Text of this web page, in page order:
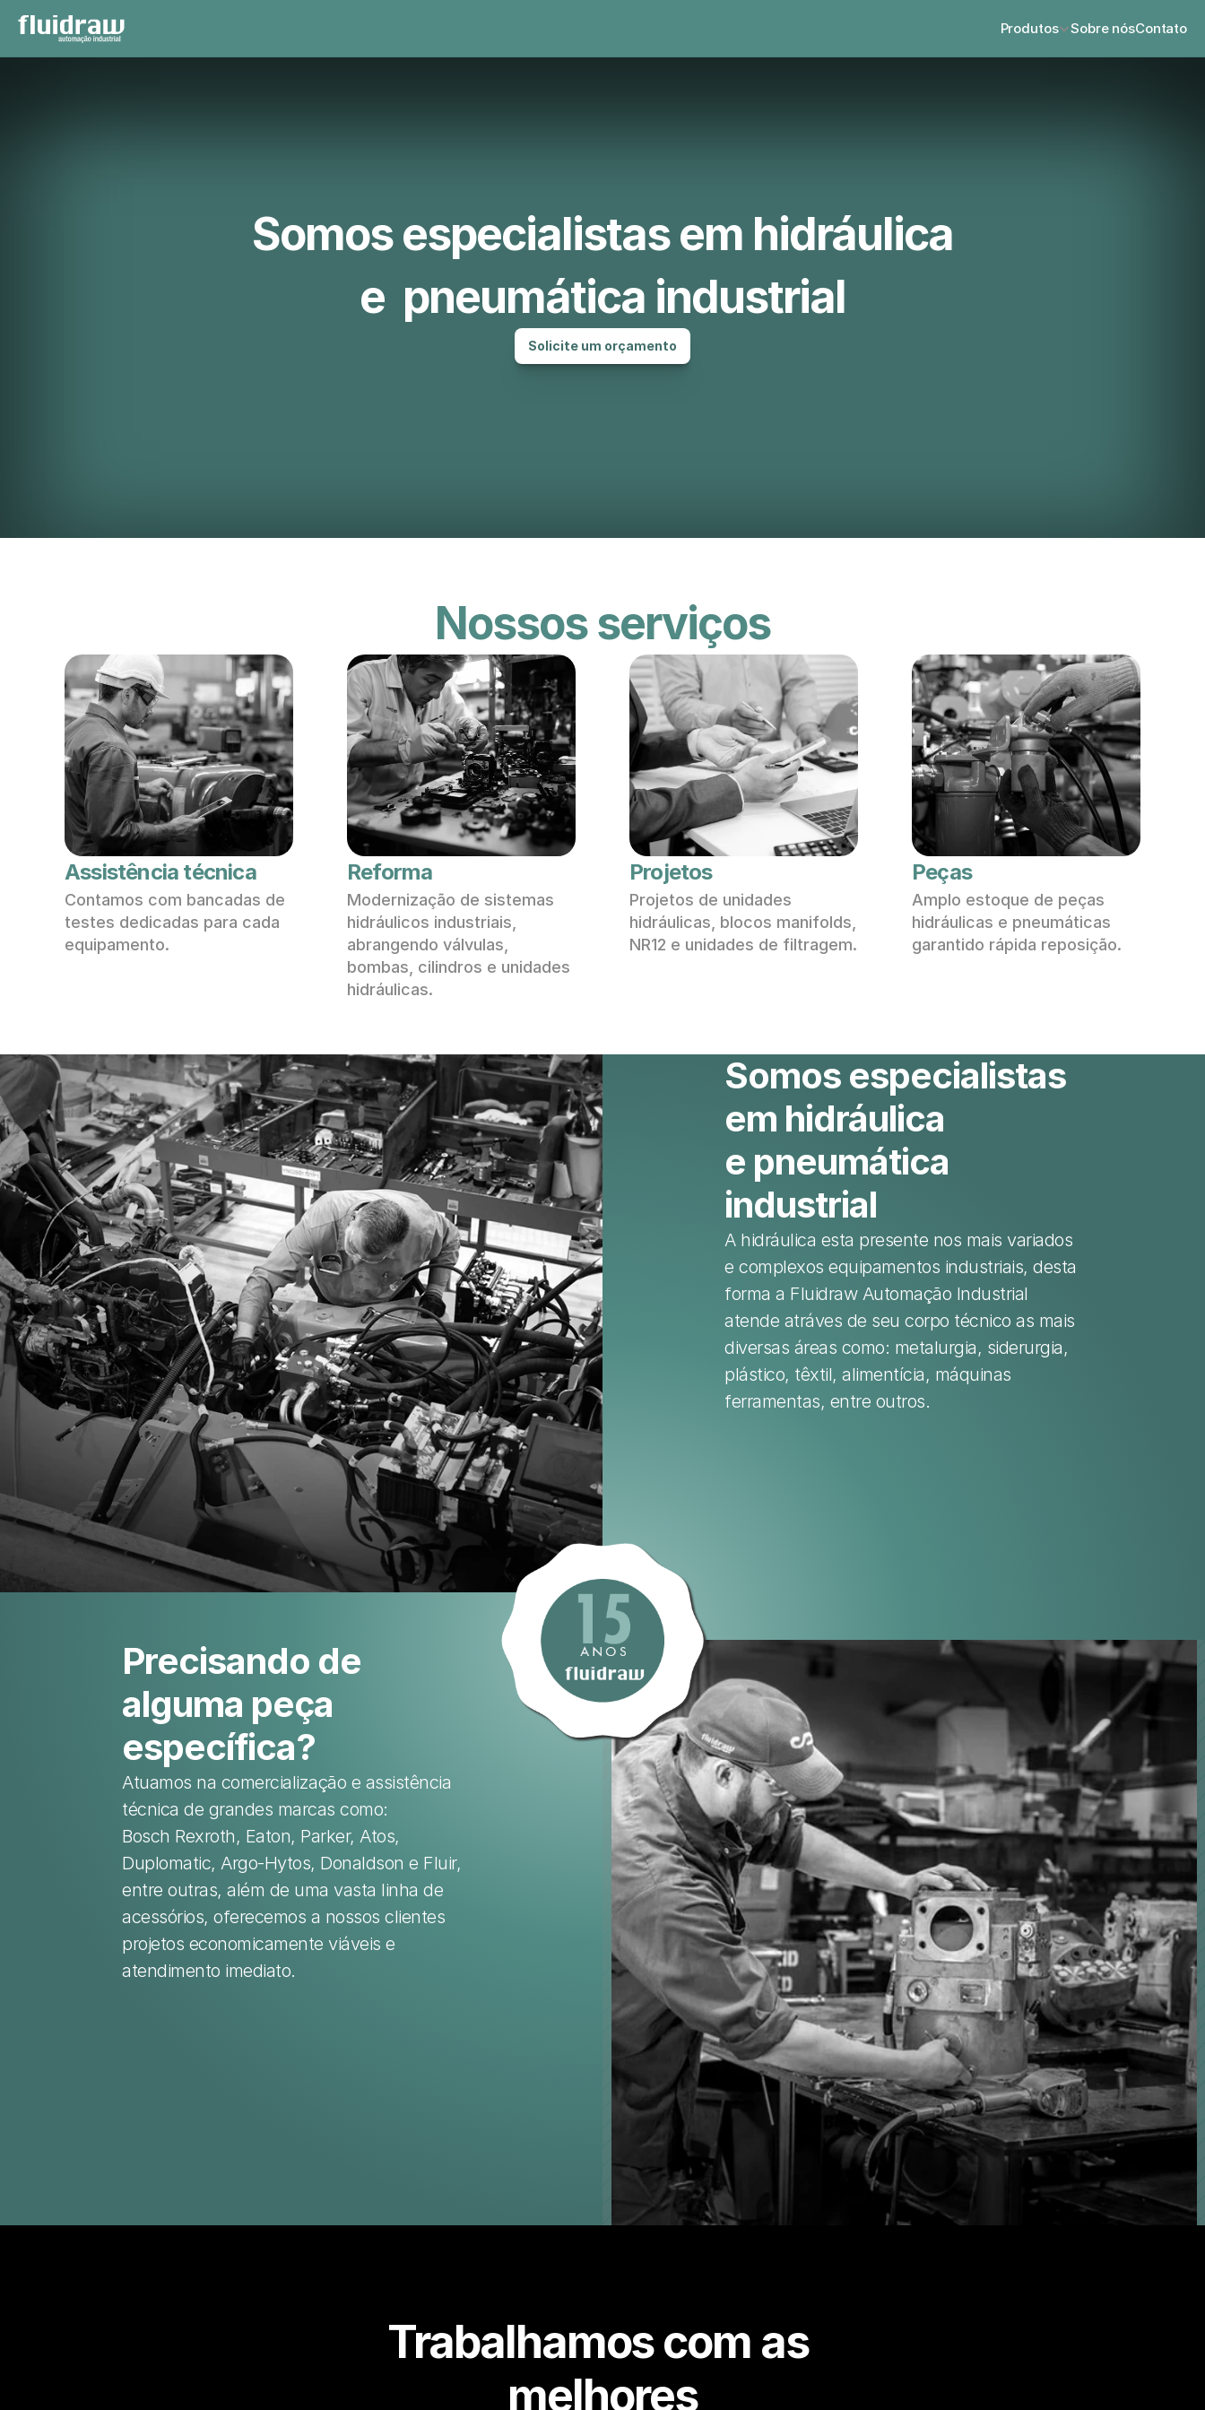
Produtos Sobre nósContato
Somos especialistas em hidráulica
e  pneumática industrial
Solicite um orçamento
Nossos serviços
Assistência técnica
Contamos com bancadas de
testes dedicadas para cada
equipamento.
Reforma
Modernização de sistemas
hidráulicos industriais,
abrangendo válvulas,
bombas, cilindros e unidades
hidráulicas.
Projetos
Projetos de unidades
hidráulicas, blocos manifolds,
NR12 e unidades de filtragem.
Peças
Amplo estoque de peças
hidráulicas e pneumáticas
garantido rápida reposição.
Somos especialistas
em hidráulica
e pneumática
industrial
A hidráulica esta presente nos mais variados
e complexos equipamentos industriais, desta
forma a Fluidraw Automação Industrial
atende atráves de seu corpo técnico as mais
diversas áreas como: metalurgia, siderurgia,
plástico, têxtil, alimentícia, máquinas
ferramentas, entre outros.
Precisando de
alguma peça
específica?
Atuamos na comercialização e assistência
técnica de grandes marcas como:
Bosch Rexroth, Eaton, Parker, Atos,
Duplomatic, Argo-Hytos, Donaldson e Fluir,
entre outras, além de uma vasta linha de
acessórios, oferecemos a nossos clientes
projetos economicamente viáveis e
atendimento imediato.
⋅
EFICIÊNCIA E QUALIDADE
⋅
AUTOMAÇÃO INDUSTRIAL
Trabalhamos com as
melhores